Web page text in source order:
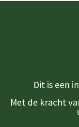
Dit is een
Met de kracht